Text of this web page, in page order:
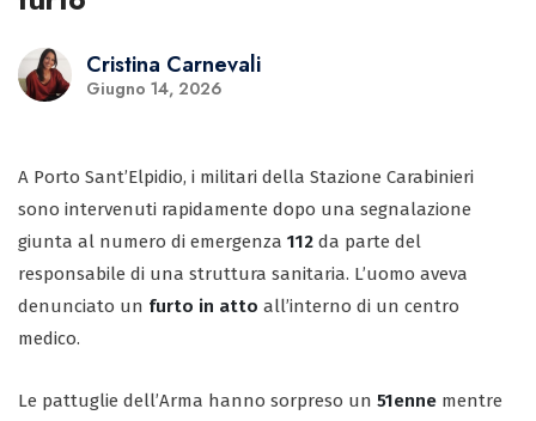
Cristina Carnevali
Giugno 14, 2026
A Porto Sant’Elpidio, i militari della Stazione Carabinieri
sono intervenuti rapidamente dopo una segnalazione
giunta al numero di emergenza 112 da parte del
responsabile di una struttura sanitaria. L’uomo aveva
denunciato un furto in atto all’interno di un centro
medico.
Le pattuglie dell’Arma hanno sorpreso un 51enne mentre